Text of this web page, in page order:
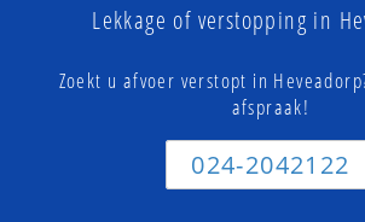
Lekkage of verstopping in
Zoekt u afvoer verstopt in
afspraak!
024-2042122